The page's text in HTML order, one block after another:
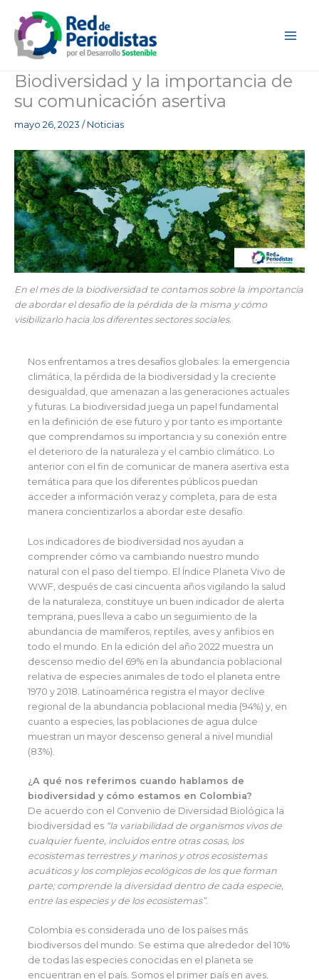
contenido
Biodiversidad y la importancia de
su comunicación asertiva
mayo 26, 2023 / Noticias
En el mes de la biodiversidad te contamos sobre la importancia
de abordar el desafío de la pérdida de la misma y cómo
visibilizarlo hacia los diferentes sectores sociales.
Nos enfrentamos a tres desafíos globales: la emergencia
climática, la pérdida de la biodiversidad y la creciente
desigualdad, que amenazan a las generaciones actuales
y futuras. La biodiversidad juega un papel fundamental
en la definición de ese futuro y por tanto es importante
que comprendamos su importancia y su conexión entre
el deterioro de la naturaleza y el cambio climático. Lo
anterior con el fin de comunicar de manera asertiva esta
temática para que los diferentes públicos puedan
acceder a información veraz y completa, para de esta
manera concientizarlos a abordar este desafío.
Los indicadores de biodiversidad nos ayudan a
comprender cómo va cambiando nuestro mundo
natural con el paso del tiempo. El Índice Planeta Vivo de
WWF, después de casi cincuenta años vigilando la salud
de la naturaleza, constituye un buen indicador de alerta
temprana, pues lleva a cabo un seguimiento de la
abundancia de mamíferos, reptiles, aves y anfibios en
todo el mundo. En la edición del año 2022 muestra un
descenso medio del 69% en la abundancia poblacional
relativa de especies animales de todo el planeta entre
1970 y 2018. Latinoamérica registra el mayor declive
regional de la abundancia poblacional media (94%) y, en
cuanto a especies, las poblaciones de agua dulce
muestran un mayor descenso general a nivel mundial
(83%).
¿A qué nos referimos cuando hablamos de
biodiversidad y cómo estamos en Colombia?
De acuerdo con el Convenio de Diversidad Biológica la
biodiversidad es “la variabilidad de organismos vivos de
cualquier fuente, incluidos entre otras cosas, los
ecosistemas terrestres y marinos y otros ecosistemas
acuáticos y los complejos ecológicos de los que forman
parte; comprende la diversidad dentro de cada especie,
entre las especies y de los ecosistemas”.
Colombia es considerada uno de los países más
biodiversos del mundo. Se estima que alrededor del 10%
de todas las especies conocidas en el planeta se
encuentran en el país. Somos el primer país en aves,